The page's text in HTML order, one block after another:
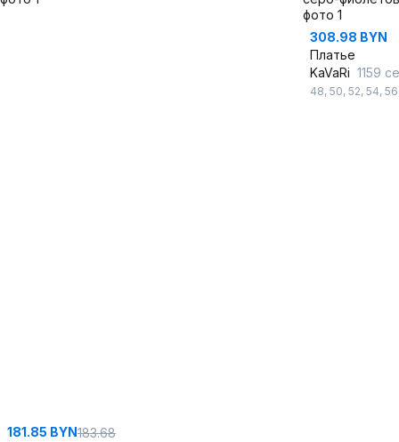
181.85 BYN183.68
308.98 BYN
Платье
KaVaRi 1159
48, 50, 52, 54, 56